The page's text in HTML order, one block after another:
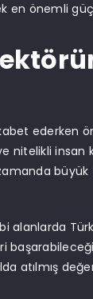
en önemli
ederken
nitelikli insan
büyük
Türk
atılmış